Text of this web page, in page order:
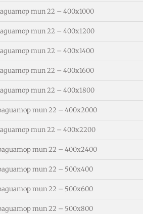
тип 22 – 400х1000
тип 22 – 400х1200
тип 22 – 400х1400
тип 22 – 400х1600
тип 22 – 400х1800
тип 22 – 400х2000
тип 22 – 400х2200
тип 22 – 400х2400
тип 22 – 500х400
тип 22 – 500х600
тип 22 – 500х800